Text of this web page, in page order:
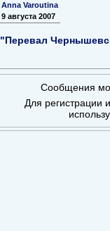
Anna Varoutina
9 августа 2007
"Перевал
Сообщения
Для регистрации